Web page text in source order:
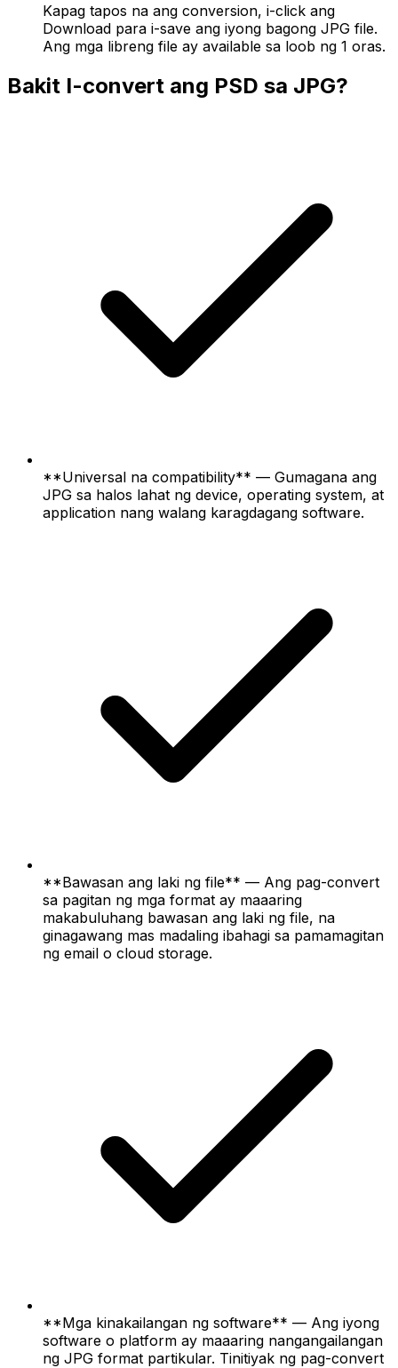
Kapag tapos na ang conversion, i-click ang
Download para i-save ang iyong bagong JPG file.
Ang mga libreng file ay available sa loob ng 1 oras.
Bakit I-convert ang PSD sa JPG?
**Universal na compatibility** — Gumagana ang
JPG sa halos lahat ng device, operating system, at
application nang walang karagdagang software.
**Bawasan ang laki ng file** — Ang pag-convert
sa pagitan ng mga format ay maaaring
makabuluhang bawasan ang laki ng file, na
ginagawang mas madaling ibahagi sa pamamagitan
ng email o cloud storage.
**Mga kinakailangan ng software** — Ang iyong
software o platform ay maaaring nangangailangan
ng JPG format partikular. Tinitiyak ng pag-convert